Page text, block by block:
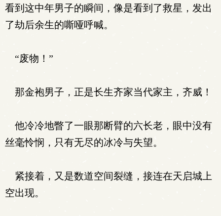
看到这中年男子的瞬间，像是看到了救星，发出
了劫后余生的嘶哑呼喊。
“废物！”
那金袍男子，正是长生齐家当代家主，齐威！
他冷冷地瞥了一眼那断臂的六长老，眼中没有
丝毫怜悯，只有无尽的冰冷与失望。
紧接着，又是数道空间裂缝，接连在天启城上
空出现。